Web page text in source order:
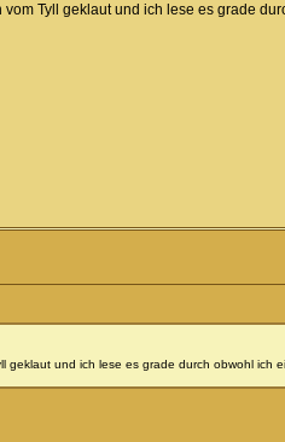
vom Tyll geklaut und ich lese es grade
geklaut und ich lese es grade durch obwohl ich